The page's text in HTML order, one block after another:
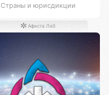
Страны и юрисдикции
Афиста Лаб